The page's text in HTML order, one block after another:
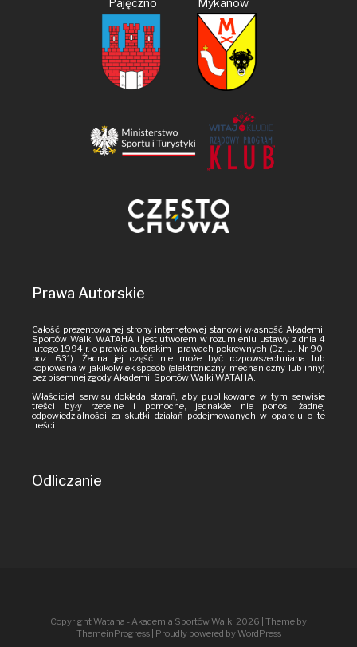
Pajęczno Mykanów
Prawa Autorskie
Całość prezentowanej strony internetowej stanowi własność Akademii
Sportów Walki WATAHA i jest utworem w rozumieniu ustawy z dnia 4
lutego 1994 r. o prawie autorskim i prawach pokrewnych (Dz. U. Nr 90,
poz. 631). Żadna jej część nie może być rozpowszechniana lub
kopiowana w jakikolwiek sposób (elektroniczny, mechaniczny lub inny)
bez pisemnej zgody Akademii Sportów Walki WATAHA.
Właściciel serwisu dokłada starań, aby publikowane w tym serwisie
treści były rzetelne i pomocne, jednakże nie ponosi żadnej
odpowiedzialności za skutki działań podejmowanych w oparciu o te
treści.
Odliczanie
Copyright Wataha - Akademia Sportów Walki 2026 | Theme by
ThemeinProgress
| Proudly powered by WordPress